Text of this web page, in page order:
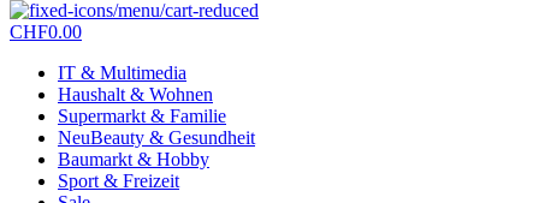
CHF0.00
IT & Multimedia
Haushalt & Wohnen
Supermarkt & Familie
NeuBeauty & Gesundheit
Baumarkt & Hobby
Sport & Freizeit